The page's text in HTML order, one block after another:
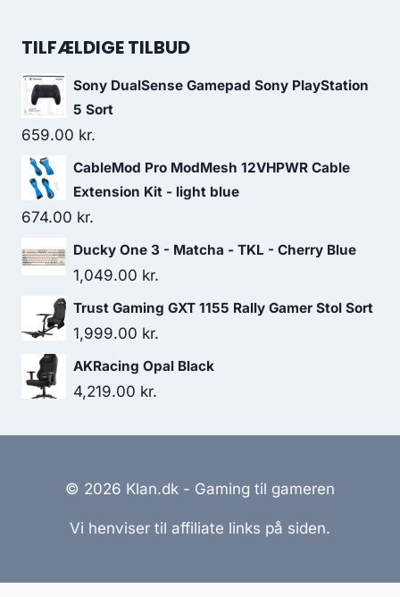
was:
TILFÆLDIGE TILBUD
Sony DualSense Gamepad Sony PlayStation
5 Sort
659.00 kr.
CableMod Pro ModMesh 12VHPWR Cable
Extension Kit - light blue
674.00 kr.
Ducky One 3 - Matcha - TKL - Cherry Blue
1,049.00 kr.
Trust Gaming GXT 1155 Rally Gamer Stol Sort
1,999.00 kr.
AKRacing Opal Black
4,219.00 kr.
© 2026 Klan.dk - Gaming til gameren
Vi henviser til affiliate links på siden.